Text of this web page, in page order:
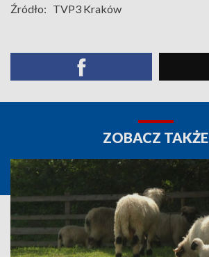
Źródło: TVP3 Kraków
ZOBACZ TAKŻE